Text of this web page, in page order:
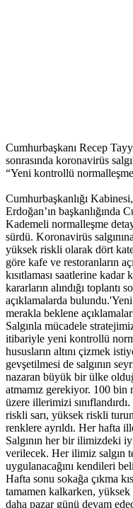
Cumhurbaşkanı Recep
sonrasında koronavirüs
“Yeni kontrollü
Cumhurbaşkanlığı
Erdoğan’ın başkanlığında
Kademeli normalleşme
sürdü. Koronavirüs
yüksek riskli olarak dört
göre kafe ve restoranların
kısıtlaması saatlerine
kararların alındığı toplantı
açıklamalarda
merakla beklene
Salgınla mücadele
itibariyle yeni kontrollü
hususların altını çizmek
gevşetilmesi de salgının
nazaran büyük bir ülke
atmamız gerekiyor. 100 bin
üzere illerimizi
riskli sarı, yüksek riskli
renklere ayrıldı. Her hafta
Salgının her bir ilimizdeki
verilecek. Her ilimiz salgın
uygulanacağını kendileri
Hafta sonu sokağa çıkma
tamamen kalkarken,
daha pazar günü devam